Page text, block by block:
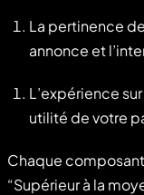
La pertinence
annonce et
L’expérience
utilité de votre
Chaque
“Supérieur à la